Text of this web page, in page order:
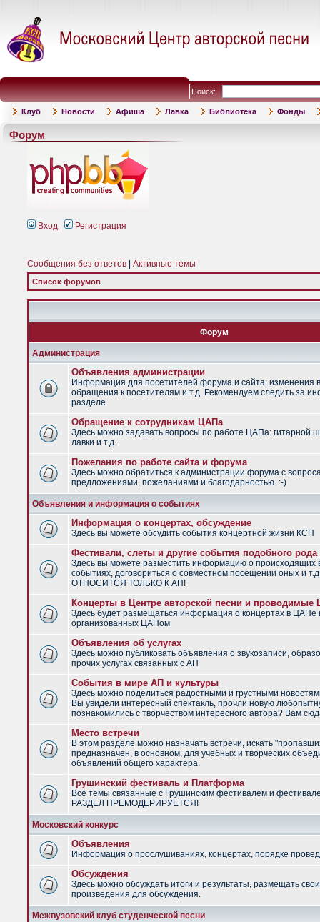
Поиск:
Клуб Новости Афиша Лавка Библиотека Фонды
Форум
Вход Регистрация
Сообщения без ответов Активные темы
Список форумов
Форум
Администрация
Объявления администрации
Информация для посетителей форума и сайта: изменения
обращения к посетителям и т.д. Рекомендуем следить за
разделе.
Обращение к сотрудникам ЦАПа
Здесь можно задавать вопросы по работе ЦАПа: гитарной
лавки и т.д.
Пожелания по работе сайта и форума
Здесь можно обратиться к администрации форума с
предложениями, пожеланиями и благодарностью. :-)
Объявления и информация о событиях
Информация о концертах, обсуждение
Здесь вы можете обсудить события концертной жизни КСП
Фестивали, слеты и другие события подобного рода
Здесь вы можете разместить информацию о
событиях, договориться о совместном посещении оных и
ОТНОСИТСЯ ТОЛЬКО К АП!
Концерты в Центре авторской песни и
Здесь будет размещаться информация о концертах в ЦАПе
организованных ЦАПом
Объявления об услугах
Здесь можно публиковать объявления о звукозаписи,
прочих услугах связанных с АП
События в мире АП и культуры
Здесь можно поделиться радостными и грустными
Вы увидели интересный спектакль, прочли новую
познакомились с творчеством интересного автора? Вам
Место встречи
В этом разделе можно назначать встречи, искать
предназначен, в основном, для учебных и творческих
объявлений общего характера.
Грушинский фестиваль и Платформа
Все темы связанные с Грушинским фестивалем и
РАЗДЕЛ ПРЕМОДЕРИРУЕТСЯ!
Московский конкурс
Объявления
Информация о прослушиваниях, концертах, порядке
Обсуждения
Здесь можно обсуждать итоги и результаты, размещать
произведения для обсуждения.
Межвузовский клуб студенческой песни